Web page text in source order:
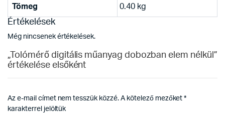
Tömeg 0.40 kg
Értékelések
Még nincsenek értékelések.
„Tolómérő digitális műanyag dobozban elem nélkül”
értékelése elsőként
Az e-mail címet nem tesszük közzé. A kötelező mezőket*
karakterrel jelöltük